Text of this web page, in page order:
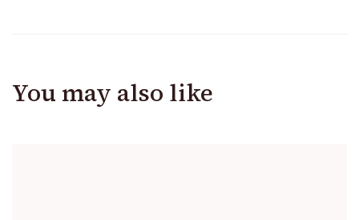
You may also like